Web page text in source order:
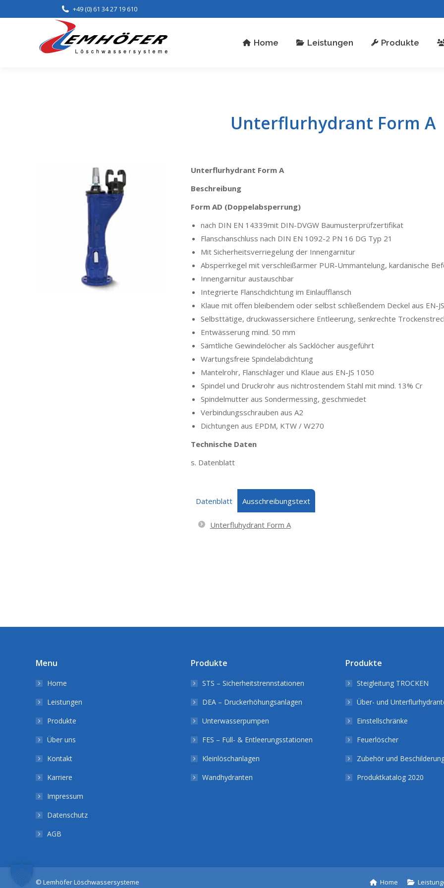
+49 (0) 61 34 27 19 610
Home Leistungen Produkte
Unterflurhydrant Form A
Unterflurhydrant Form A
Beschreibung
Form AD (Doppelabsperrung)
nach DIN EN 14339mit DIN-DVGW Baumusterprüfzertifikat
Flanschanschluss nach DIN EN 1092-2 PN 16 DG Typ 21
Mit Sicherheitsverriegelung der Innengarnitur
Absperrkegel mit verschleißarmer PUR-Ummantelung, kardanische
Innengarnitur austauschbar
Integrierte Flanschdichtung im Einlaufflansch
Klaue mit offen bleibendem oder selbst schließendem Deckel aus EN-
Selbsttätige, druckwassersichere Entleerung, senkrechte
Entwässerung mind. 50 mm
Sämtliche Gewindelöcher als Sacklöcher ausgeführt
Wartungsfreie Spindelabdichtung
Mantelrohr, Flanschlager und Klaue aus EN-JS 1050
Spindel und Druckrohr aus nichtrostendem Stahl mit mind. 13% Cr
Spindelmutter aus Sondermessing, geschmiedet
Verbindungsschrauben aus A2
Dichtungen aus EPDM, KTW / W270
Technische Daten
s. Datenblatt
Datenblatt Ausschreibungstext
Unterfluhydrant Form A
Menu
Home
Leistungen
Produkte
Über uns
Kontakt
Karriere
Impressum
Datenschutz
AGB
Produkte
STS – Sicherheitstrennstationen
DEA – Druckerhöhungsanlagen
Unterwasserpumpen
FES – Füll- & Entleerungsstationen
Kleinlöschanlagen
Wandhydranten
Produkte
Steigleitung TROCKEN
Über- und
Einstellschränke
Feuerlöscher
Zubehör und
Produktkatalog 2020
© Lemhöfer Löschwassersysteme Home
Home Leistungen Produkte Über uns Kontakt